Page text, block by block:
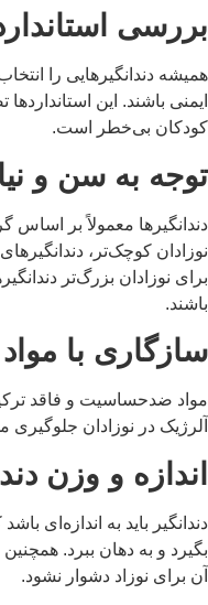
دندانگیرهایی را
باشند. این
بی‌خطر است.
به سن و
معمولاً بر اساس
کوچک‌تر،
نوزادان بزرگ‌تر
با
ضدحساسیت و فاقد
در نوزادان جلوگیری
و وزن
باید به اندازه‌ای
و به دهان ببرد. همچنین
برای نوزاد دشوار نشود.